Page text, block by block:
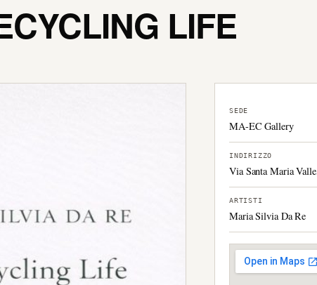
LIFE
SEDE
MA-EC Gallery
INDIRIZZO
Via Santa Maria
ARTISTI
Maria Silvia Da Re